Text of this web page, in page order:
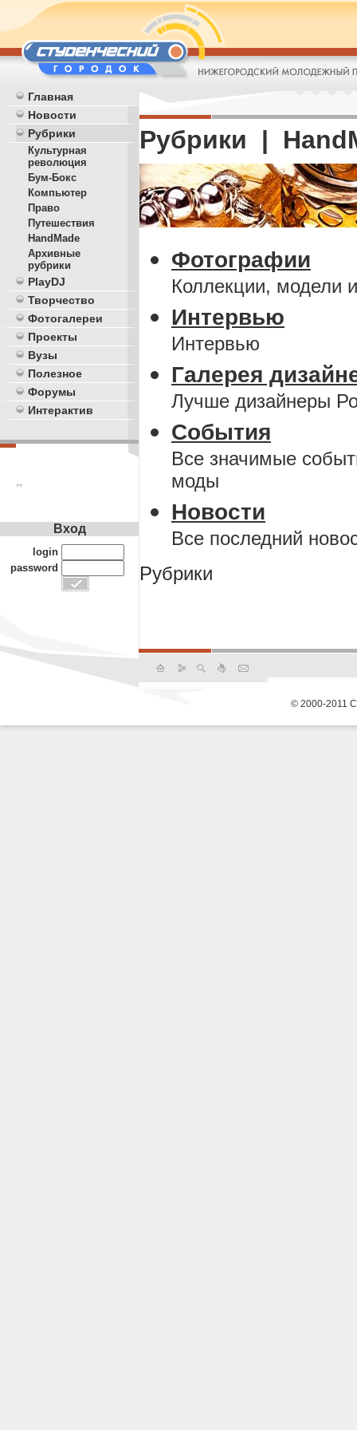
Главная
Новости
Рубрики
Культурная
революция
Бум-Бокс
Компьютер
Право
Путешествия
HandMade
Архивные
рубрики
PlayDJ
Творчество
Фотогалереи
Проекты
Вузы
Полезное
Форумы
Интерактив
**
Рубрики |
Фотографии
Коллекции, модели
Интервью
Интервью
Галерея
Лучше дизайнеры
События
Все значимые
моды
Новости
Все последний
Рубрики
Вход
login
password
© 2000-2011